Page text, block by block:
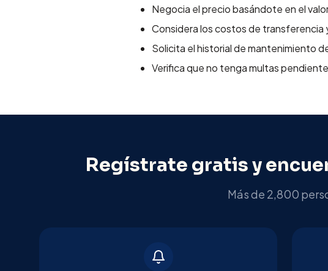
Negocia el precio basándote en el
Considera los costos de transferencia
Solicita el historial de mantenimiento
Verifica que no tenga multas
Regístrate gratis y
Más de 2,800